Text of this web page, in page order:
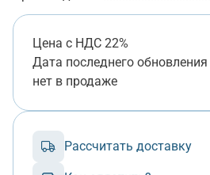
Цена с НДС 22%
Дата последнего обновления
нет в продаже
Рассчитать доставку